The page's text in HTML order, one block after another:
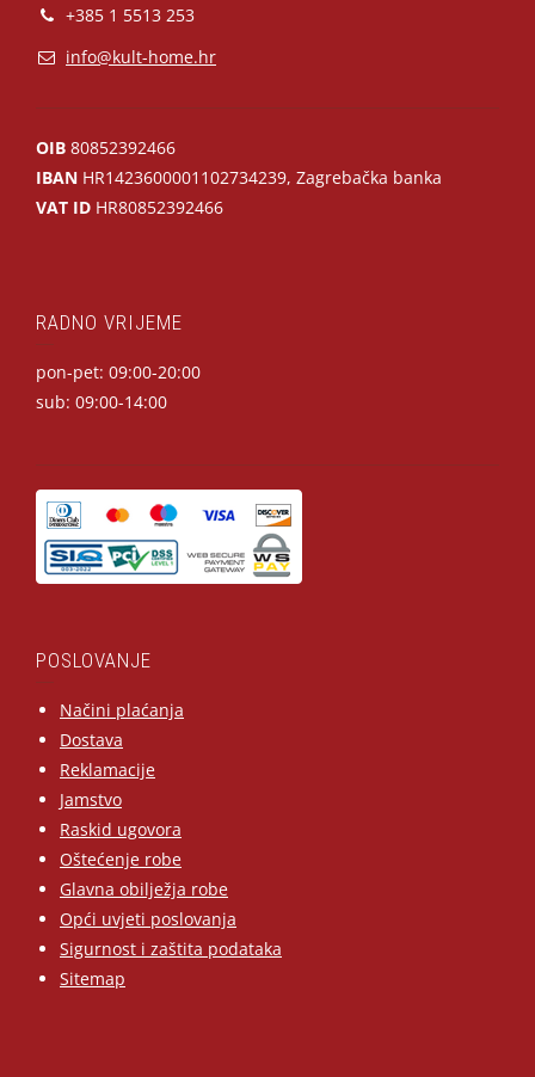
+385 1 5513 253
info@kult-home.hr
OIB 80852392466
IBAN HR1423600001102734239, Zagrebačka banka
VAT ID HR80852392466
RADNO VRIJEME
pon-pet: 09:00-20:00
sub: 09:00-14:00
POSLOVANJE
Načini plaćanja
Dostava
Reklamacije
Jamstvo
Raskid ugovora
Oštećenje robe
Glavna obilježja robe
Opći uvjeti poslovanja
Sigurnost i zaštita podataka
Sitemap